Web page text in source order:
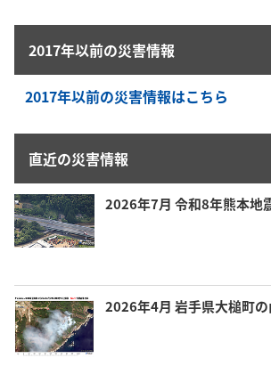
2017年以前の災害情報
2017年以前の災害情報はこちら
直近の災害情報
2026年7月 令和8年熊本地
2026年4月 岩手県大槌町